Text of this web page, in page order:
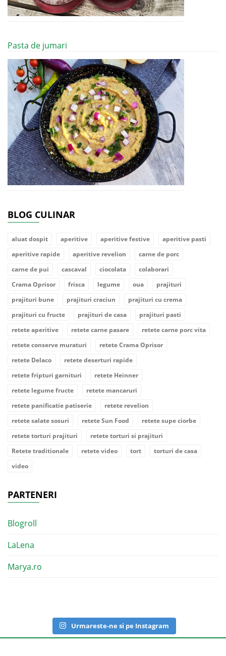
Pasta de jumari
BLOG CULINAR
aluat dospit aperitive aperitive festive
aperitive pasti
aperitive rapide
aperitive revelion
carne de porc
carne de pui
cascaval ciocolata
colaborari
Crama Oprisor
frisca legume oua
prajituri
prajituri bune
prajituri craciun
prajituri cu crema
prajituri cu fructe
prajituri de casa
prajituri pasti
retete aperitive
retete carne pasare
retete carne porc vita
retete conserve muraturi
retete Crama Oprisor
retete Delaco
retete deserturi rapide
retete fripturi garnituri
retete Heinner
retete legume fructe
retete mancaruri
retete panificatie patiserie
retete revelion
retete salate sosuri
retete Sun Food
retete supe ciorbe
retete torturi prajituri
retete torturi si prajituri
Retete traditionale
retete video tort
torturi de casa
video
PARTENERI
Blogroll
LaLena
Marya.ro
Urmareste-ne si pe Instagram